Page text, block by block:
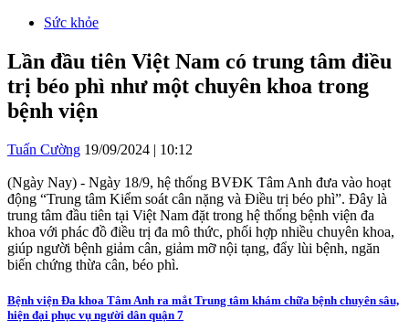
Sức khỏe
Lần đầu tiên Việt Nam có trung tâm điều
trị béo phì như một chuyên khoa trong
bệnh viện
Tuấn Cường 19/09/2024 | 10:12
(Ngày Nay) - Ngày 18/9, hệ thống BVĐK Tâm Anh đưa vào hoạt
động “Trung tâm Kiểm soát cân nặng và Điều trị béo phì”. Đây là
trung tâm đầu tiên tại Việt Nam đặt trong hệ thống bệnh viện đa
khoa với phác đồ điều trị đa mô thức, phối hợp nhiều chuyên khoa,
giúp người bệnh giảm cân, giảm mỡ nội tạng, đẩy lùi bệnh, ngăn
biến chứng thừa cân, béo phì.
Bệnh viện Đa khoa Tâm Anh ra mắt Trung tâm khám chữa bệnh chuyên sâu,
hiện đại phục vụ người dân quận 7